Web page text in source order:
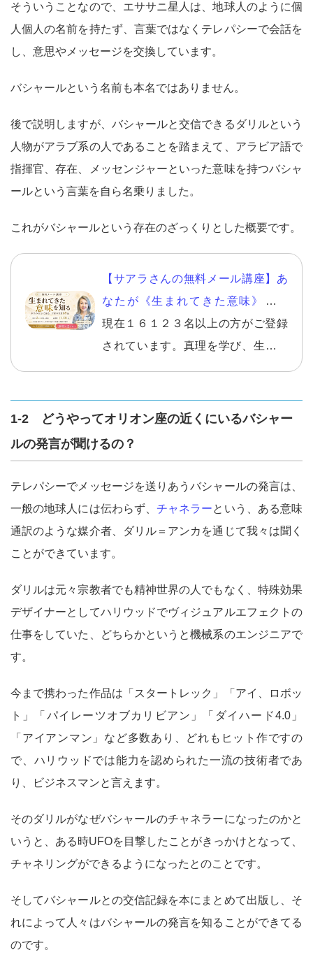
そういうことなので、エササニ星人は、地球人のように個
人個人の名前を持たず、言葉ではなくテレパシーで会話を
し、意思やメッセージを交換しています。
バシャールという名前も本名ではありません。
後で説明しますが、バシャールと交信できるダリルという
人物がアラブ系の人であることを踏まえて、アラビア語で
指揮官、存在、メッセンジャーといった意味を持つバシャ
ールという言葉を自ら名乗りました。
これがバシャールという存在のざっくりとした概要です。
【サアラさんの無料メール講座】あ
なたが《生まれてきた意味》を知
り、自分らしい幸せを生きる。
現在１６１２３名以上の方がご登録
されています。真理を学び、生きて
テーマが決まっており、【１日を決
です。読んで取り組むワークなども
多数入っています。 読んだ方からは
素晴らしいとの声を多数頂いており
ます。
1-2 どうやってオリオン座の近くにいるバシャー
ルの発言が聞けるの？
テレパシーでメッセージを送りあうバシャールの発言は、
一般の地球人には伝わらず、チャネラーという、ある意味
通訳のような媒介者、ダリル＝アンカを通じて我々は聞く
ことができています。
ダリルは元々宗教者でも精神世界の人でもなく、特殊効果
デザイナーとしてハリウッドでヴィジュアルエフェクトの
仕事をしていた、どちらかというと機械系のエンジニアで
す。
今まで携わった作品は「スタートレック」「アイ、ロボッ
ト」「パイレーツオブカリビアン」「ダイハード4.0」
「アイアンマン」など多数あり、どれもヒット作ですの
で、ハリウッドでは能力を認められた一流の技術者であ
り、ビジネスマンと言えます。
そのダリルがなぜバシャールのチャネラーになったのかと
いうと、ある時UFOを目撃したことがきっかけとなって、
チャネリングができるようになったとのことです。
そしてバシャールとの交信記録を本にまとめて出版し、そ
れによって人々はバシャールの発言を知ることができてる
のです。